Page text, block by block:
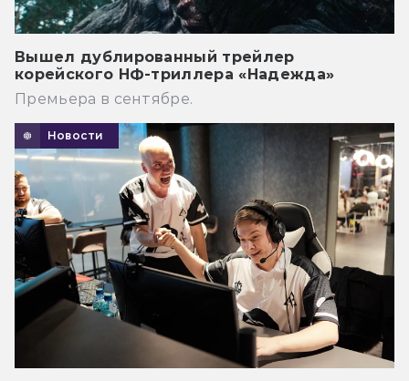
Вышел дублированный трейлер
корейского НФ-триллера «Надежда»
Премьера в сентябре.
Новости